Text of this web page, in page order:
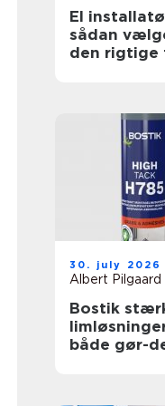
El
sådan
den rigtige
30. july 2026
Albert Pilgaard
Bostik stærke
både gør-